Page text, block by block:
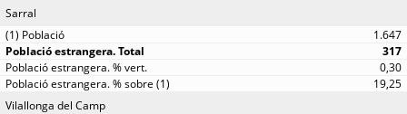
Sarral
1.647
317
0,30
19,25
Vilallonga del Camp